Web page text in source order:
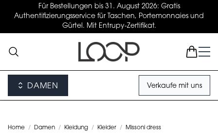
Für Bestellungen bis 31. August 2026: Gratis
Authentifizierungsservice für Taschen, Portemonnaies und
Gürtel. Mit Entrupy-Zertifikat.
DAMEN Verkaufe mit uns
Home / Damen / Kleidung / Kleider / Missoni dress